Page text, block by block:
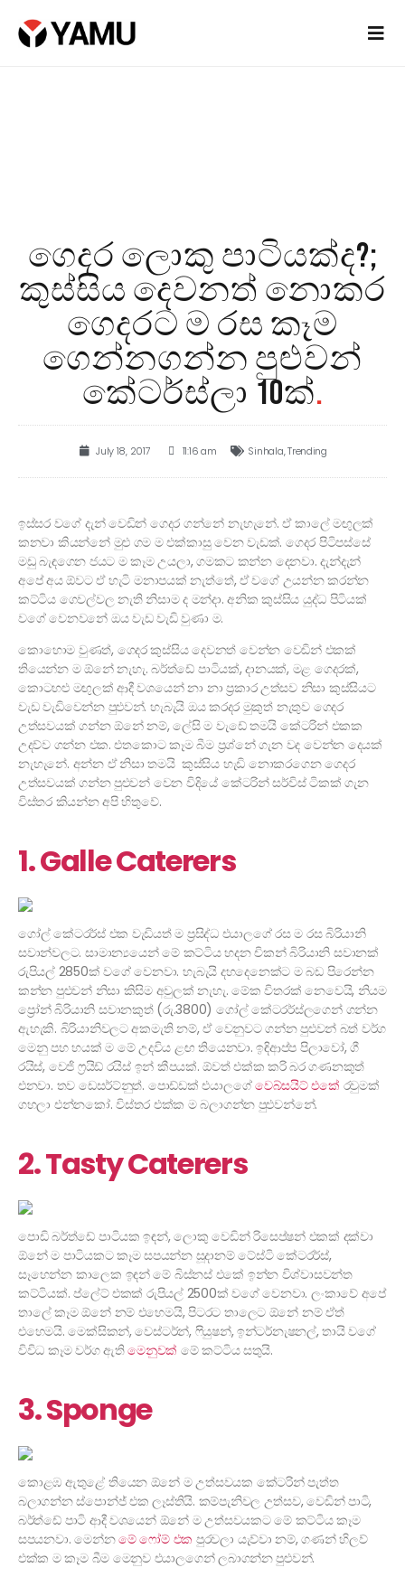
ගෙදර ලොකු පාටියක්ද?;
කුස්සිය දෙවනත් නොකර
ගෙදරට ම රස කෑම
ගෙන්නගන්න පුළුවන්
කේටර්ස්ලා 10ක්.
July 18, 2017 11:16 am Sinhala,Trending
ඉස්සර වගේ දැන් වෙඩින් ගෙදර ගන්නේ නැහැනේ. ඒ කාලේ මඟුලක්
කනවා කියන්නේ මුළු ගම ම එක්කාසු වෙන වැඩක්. ගෙදර පිටිපස්සේ
මඩු බැඳගෙන ජයට ම කෑම උයලා, ගමකට කන්න දෙනවා. දැන්දැන්
අපේ අය ඕවට ඒ හැටි මනාපයක් නැත්තේ, ඒ වගේ උයන්න කරන්න
කට්ටිය ගෙවල්වල නැති නිසාම ද මන්දා. අනික කුස්සිය යුද්ධ පිටියක්
වගේ වෙනවනේ ඔය වැඩ වැඩි වුණා ම.
කොහොම වුණත්, ගෙදර කුස්සිය දෙවනත් වෙන්න වෙඩින් එකක්
තියෙන්න ම ඕනේ නැහැ. බර්ත්ඩේ පාටියක්, දානයක්, මළ ගෙදරක්,
කොටහළු මඟුලක් ආදී වශයෙන් නා නා ප්‍රකාර උත්සව නිසා කුස්සියට
වැඩ වැඩිවෙන්න පුළුවන්. හැබැයි ඔය කරදර මුකුත් නැතුව ගෙදර
උත්සවයක් ගන්න ඕනේ නම්, ලේසි ම වැඩේ තමයි කේටරින් එකක
උදව්ව ගන්න එක. එතකොට කෑම බීම ප්‍රශ්නේ ගැන වද වෙන්න දෙයක්
නැහැනේ. අන්න ඒ නිසා තමයි කුස්සිය හැඩි නොකරගෙන ගෙදර
උත්සවයක් ගන්න පුළුවන් වෙන විදියේ කේටරින් සර්විස් ටිකක් ගැන
විස්තර කියන්න අපි හිතුවේ.
1. Galle Caterers
ගෝල් කේටරර්ස් එක වැඩියත් ම ප්‍රසිද්ධ එයාලගේ රස ම රස බිරියානි
සවාන්වලට. සාමාන්‍යයෙන් මේ කට්ටිය හදන චිකන් බිරියානි සවානක්
රුපියල් 2850ක් වගේ වෙනවා. හැබැයි දහදෙනෙක්ට ම බඩ පිරෙන්න
කන්න පුළුවන් නිසා කිසිම අවුලක් නැහැ. මේක විතරක් නෙවෙයි, නියම
ප්‍රෝන් බිරියානි සවානකුත් (රු.3800) ගෝල් කේටරර්ස්ලගෙන් ගන්න
ඇහැකි. බිරියානිවලට අකමැති නම්, ඒ වෙනුවට ගන්න පුළුවන් බත් වර්ග
මෙනු පහ හයක් ම මේ උදවිය ළඟ තියෙනවා. ඉඳිආප්ප පිලාවෝ, ගී
රයිස්, වෙජි ෆ්‍රයිඩ් රයිස් ඉන් කීපයක්. ඕවත් එක්ක කරි බර ගණනකුත්
එනවා. තව ඩෙසර්ට්නුත්. පොඩ්ඩක් එයාලගේවෙබ්සයිට් එකේ රවුමක්
ගහලා එන්නකෝ. විස්තර එක්ක ම බලාගන්න පුළුවන්නේ.
2. Tasty Caterers
පොඩි බර්ත්ඩේ පාටියක ඉඳන්, ලොකු වෙඩින් රිසෙප්ෂන් එකක් දක්වා
ඕනේ ම පාටියකට කෑම සපයන්න සූදානම් ටේස්ටි කේටරර්ස්,
සෑහෙන්න කාලෙක ඉඳන් මේ බිස්නස් එකේ ඉන්න විශ්වාසවන්ත
කට්ටියක්. ප්ලේට් එකක් රුපියල් 2500ක් වගේ වෙනවා. ලංකාවේ අපේ
තාලේ කෑම ඕනේ නම් එහෙමයි, පිටරට තාලෙට ඕනේ නම් ඒත්
එහෙමයි. මෙක්සිකන්, වෙස්ටර්න්, ෆියුෂන්, ඉන්ටර්නැෂනල්, තායි වගේ
විවිධ කෑම වර්ග ඇතිමෙනුවක් මේ කට්ටිය සතුයි.
3. Sponge
කොළඹ ඇතුළේ තියෙන ඕනේ ම උත්සවයක කේටරින් පැත්ත
බලාගන්න ස්පොන්ජ් එක ලෑස්තියි. කම්පැනිවල උත්සව, වෙඩින් පාටි,
බර්ත්ඩේ පාටි ආදී වශයෙන් ඕනේ ම උත්සවයකට මේ කට්ටිය කෑම
සපයනවා. මෙන්නමේ ෆෝම් එක පුරවලා යැව්වා නම්, ගණන් හිලව්
එක්ක ම කෑම බීම මෙනුව එයාලගෙන් ලබාගන්න පුළුවන්.